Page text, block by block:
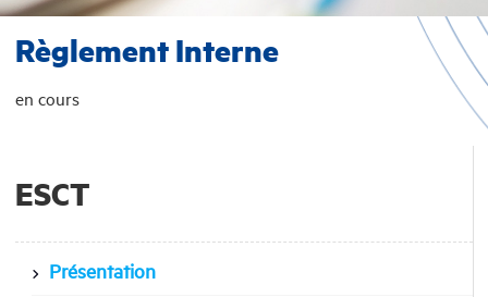
ESCT
Présentation
Règlement Interne
en cours